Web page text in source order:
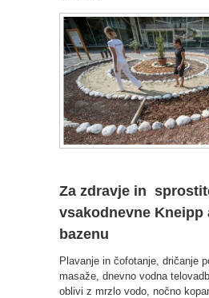
Za zdravje in
vsakodnevne
bazenu
Plavanje in čofotanje, dričanje
masaže, dnevno vodna
oblivi z mrzlo vodo, nočno